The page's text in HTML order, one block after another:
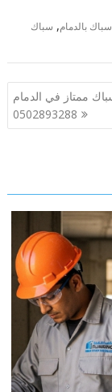
بالدمام, سباك
ممتاز في الدمام
0502893288